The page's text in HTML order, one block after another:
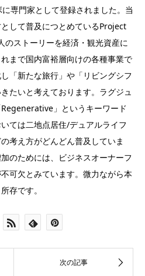
専門家として登録されました。当
して普及につとめているProject
ストーリーを経済・観光資産に
まで国内富裕層向けの各種事業で
「新たな旅行」や「リビングシフ
たいと考えております。ラグジュ
」というキーワード
ては二地点居住/デュアルライフ
考え方がどんどん普及していま
のためには、ビジネスオーナーフ
可欠とみています。微力ながら本
存です。